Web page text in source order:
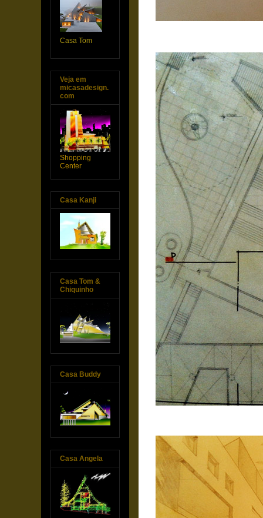
Casa Tom
Veja em
micasadesign.
com
Shopping
Center
Casa Kanji
Casa Tom &
Chiquinho
Casa Buddy
Casa Angela